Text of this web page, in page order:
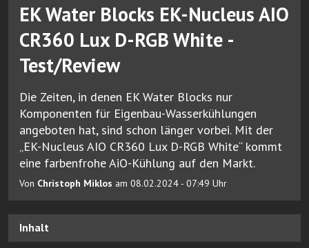
EK Water Blocks EK-Nucleus AIO
CR360 Lux D-RGB White -
Test/Review
Die Zeiten, in denen EK Water Blocks nur
Komponenten für Eigenbau-Wasserkühlungen
angeboten hat, sind schon länger vorbei. Mit der
„EK-Nucleus AIO CR360 Lux D-RGB White“ kommt
eine farbenfrohe AiO-Kühlung auf den Markt.
Von Christoph Miklos am 08.02.2024 - 07:49 Uhr
Inhalt